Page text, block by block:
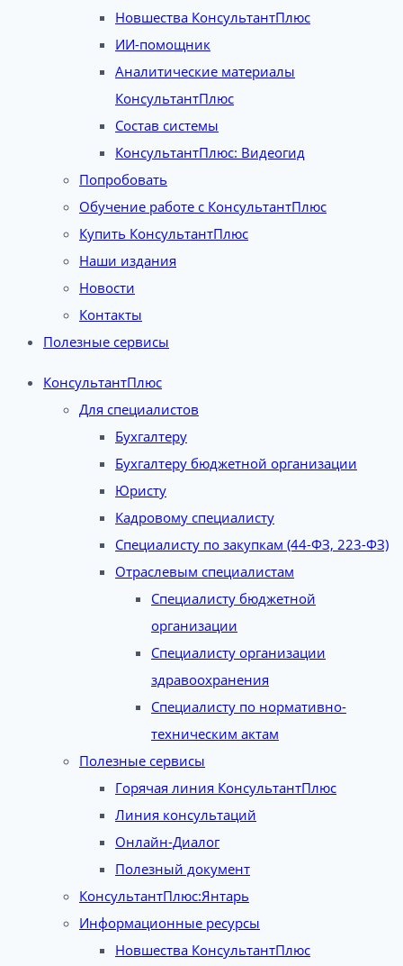
Новшества КонсультантПлюс
ИИ-помощник
Аналитические материалы
КонсультантПлюс
Состав системы
КонсультантПлюс: Видеогид
Попробовать
Обучение работе с КонсультантПлюс
Купить КонсультантПлюс
Наши издания
Новости
Контакты
Полезные сервисы
КонсультантПлюс
Для специалистов
Бухгалтеру
Бухгалтеру бюджетной организации
Юристу
Кадровому специалисту
Специалисту по закупкам (44-ФЗ, 223-ФЗ)
Отраслевым специалистам
Специалисту бюджетной
организации
Специалисту организации
здравоохранения
Специалисту по нормативно-
техническим актам
Полезные сервисы
Горячая линия КонсультантПлюс
Линия консультаций
Онлайн-Диалог
Полезный документ
КонсультантПлюс:Янтарь
Информационные ресурсы
Новшества КонсультантПлюс